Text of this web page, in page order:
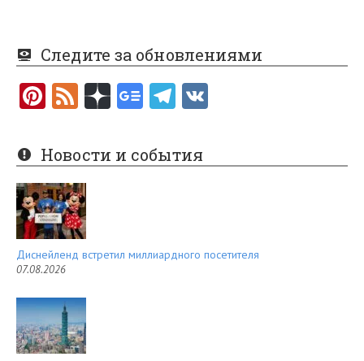
Следите за обновлениями
Pi
er
es
t
F
e
d
Новости и события
Диснейленд встретил миллиардного посетителя
07.08.2026